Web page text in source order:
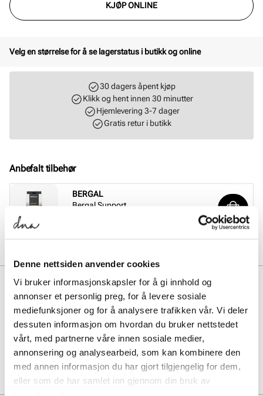
Denne nettsiden anvender cookies
Vi bruker informasjonskapsler for å gi innhold og
annonser et personlig preg, for å levere sosiale
mediefunksjoner og for å analysere trafikken vår. Vi deler
dessuten informasjon om hvordan du bruker nettstedet
vårt, med partnerne våre innen sosiale medier,
annonsering og analysearbeid, som kan kombinere den
med annen informasjon du har gjort tilgjengelig for dem,
eller som de har samlet inn gjennom din bruk av
KJØP ONLINE
Velg en størrelse for å se lagerstatus i butikk og online
30 dagers åpent kjøp
Klikk og hent innen 30 minutter
Hjemlevering 3-7 dager
Gratis retur i butikk
Anbefalt tilbehør
BERGAL
Bergal Support
BESKRIVELSE
Flotte snøresko fra Unified. Overmaterialet gir en glansfull effekt noe
som gjør at modellen egner seg til like godt til hverdags som til
festligheter.
32157002